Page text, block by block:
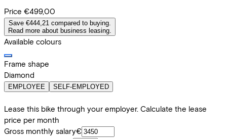
Price €499,00
Save €444,21 compared to buying.
Read more about business leasing.
Available colours
Frame shape
Diamond
EMPLOYEE SELF-EMPLOYED
Lease this bike through your employer. Calculate the lease
price per month
Gross monthly salary€